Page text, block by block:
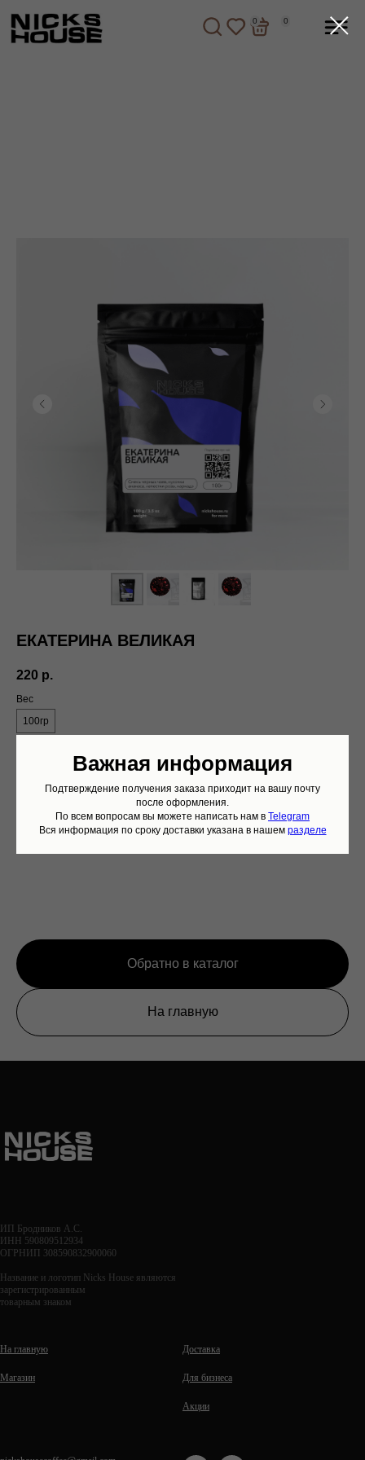
Важная информация
Подтверждение получения заказа приходит на вашу почту
после оформления.
По всем вопросам вы можете написать нам в Telegram
Вся информация по сроку доставки указана в нашем разделе
0
0
ЕКАТЕРИНА ВЕЛИКАЯ
220 р.
Вес
100гр
Добавить в корзину
Смесь черных чаев, кусочки ананаса, лепестки розы, каркадэ, аромат
Обратно в каталог
На главную
ИП Бродников А.С.
ИНН 590809512934
ОГРНИП 308590832900060
Название и логотип Nicks House являются
зарегистрированным
товарным знаком
На главную
Магазин
Доставка
Для бизнеса
Акции